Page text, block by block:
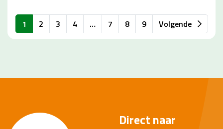
1 2 3 4 … 7 8 9 Volgende
Direct naar